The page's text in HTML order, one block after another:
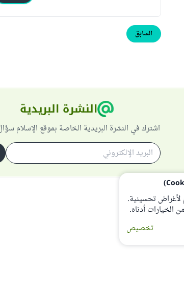
السابق
النشرة البريدية
اشترك في النشرة البريدية الخاصة بموقع الإسلام
لأغراض تحسينية.
أدناه.
تخصيص